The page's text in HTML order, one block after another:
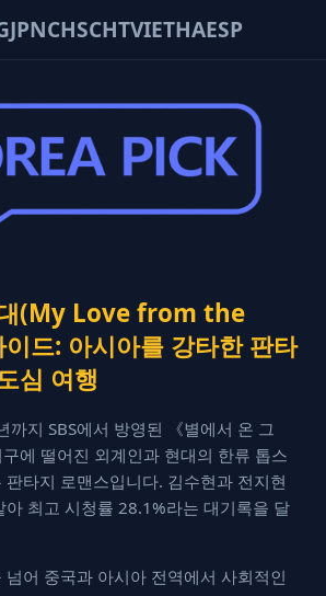
JPNCHSCHTVIETHAESP
(My Love from the
드: 아시아를 강타한 판타
심 여행
지 SBS에서 방영된 《별에서 온 그
에 떨어진 외계인과 현대의 한류 톱스
타지 로맨스입니다. 김수현과 전지현
아 최고 시청률 28.1%라는 대기록을 달
어 중국과 아시아 전역에서 사회적인